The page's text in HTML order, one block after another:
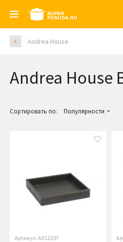
Andrea House
Andrea House
Сортировать по: Популярности
Артикул: AX12207